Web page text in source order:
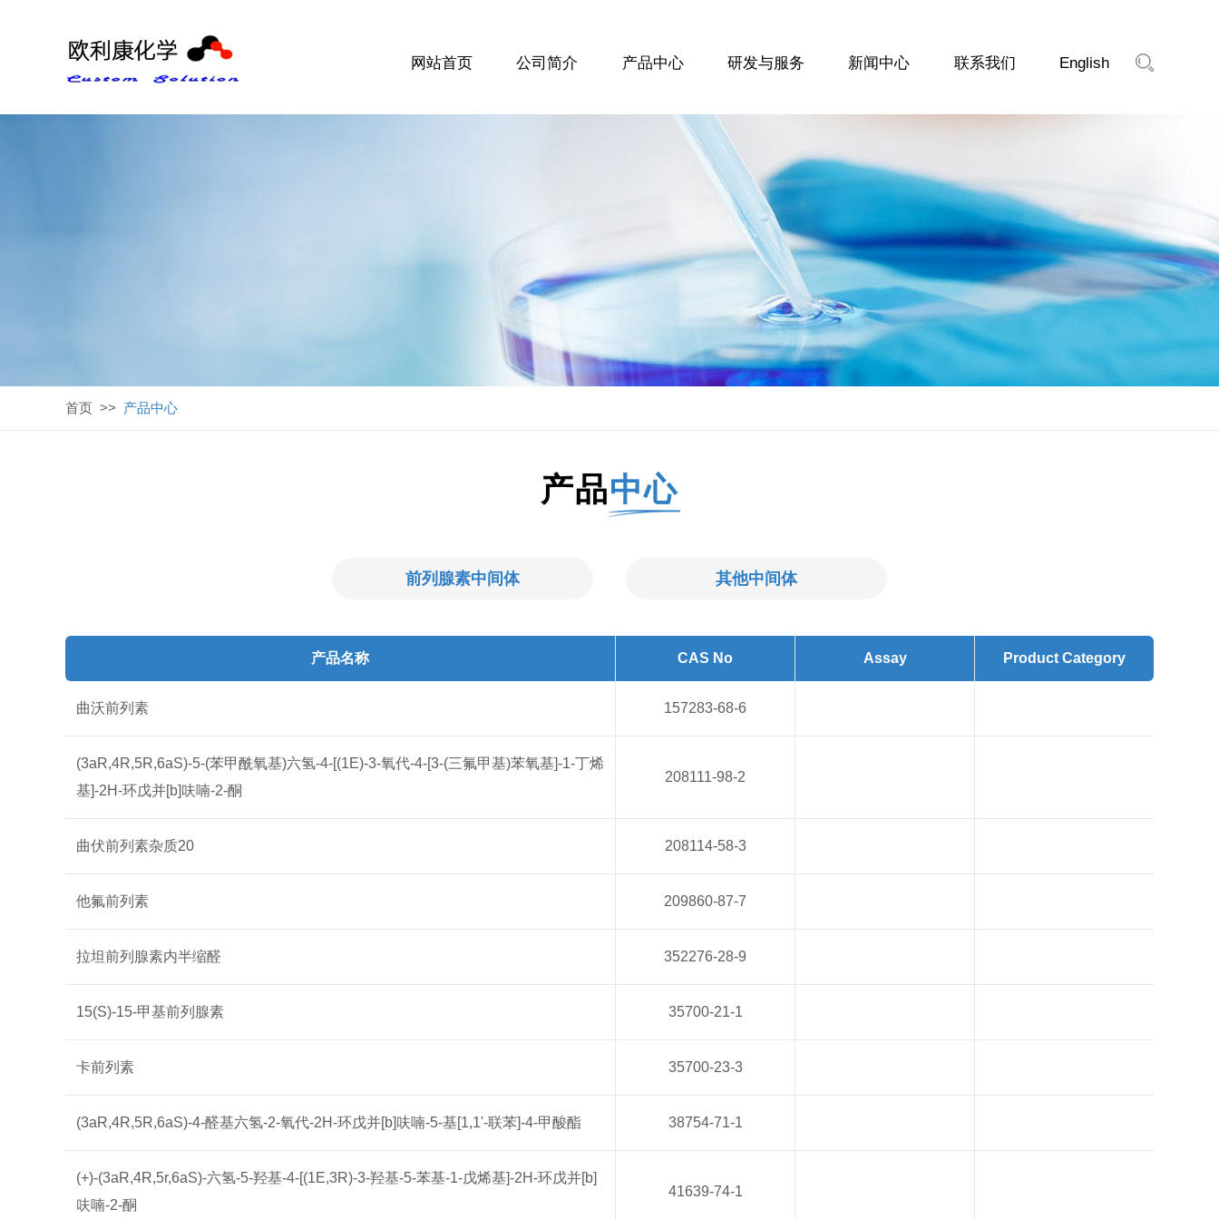
网站首页 公司简介 产品中心 研发与服务 新闻中心 联系我们 English
首页 >> 产品中心
产品中心
前列腺素中间体 其他中间体
产品名称 CAS No Assay Product Category
曲沃前列素 157283-68-6
(3aR,4R,5R,6aS)-5-(苯甲酰氧基)六氢-4-[(1E)-3-氧代-4-[3-(三氟甲基)苯氧基]-1-丁烯
基]-2H-环戊并[b]呋喃-2-酮
208111-98-2
曲伏前列素杂质20 208114-58-3
他氟前列素 209860-87-7
拉坦前列腺素内半缩醛 352276-28-9
15(S)-15-甲基前列腺素 35700-21-1
卡前列素 35700-23-3
(3aR,4R,5R,6aS)-4-醛基六氢-2-氧代-2H-环戊并[b]呋喃-5-基[1,1'-联苯]-4-甲酸酯 38754-71-1
(+)-(3aR,4R,5r,6aS)-六氢-5-羟基-4-[(1E,3R)-3-羟基-5-苯基-1-戊烯基]-2H-环戊并[b]
呋喃-2-酮
41639-74-1